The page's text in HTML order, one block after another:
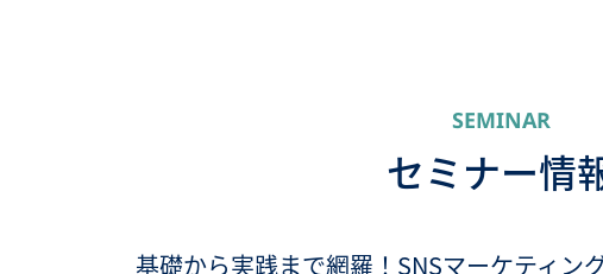
SEMINAR
セミナー情
基礎から実践まで網羅！SNSマーケティン